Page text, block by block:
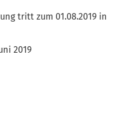
tritt zum 01.08.2019 in
2019